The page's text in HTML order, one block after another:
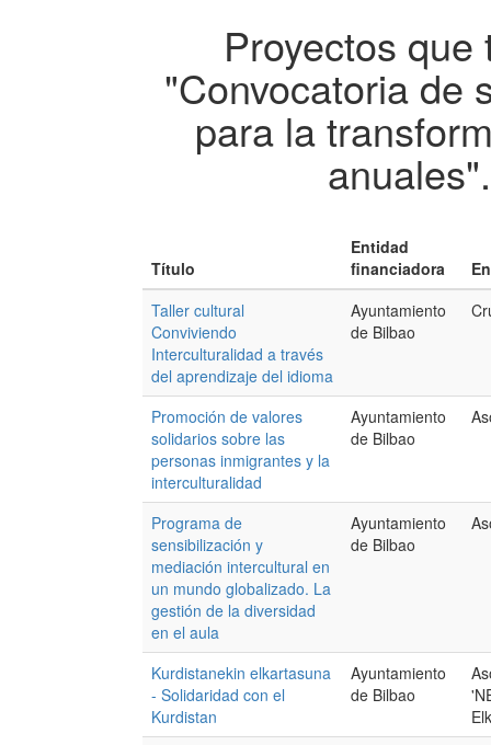
Proyectos
"Convocatoria de
para la
Título
Entidad
financiadora
Taller cultural
Conviviendo
Interculturalidad a través
del aprendizaje del idioma
Ayuntamiento
de Bilbao
Promoción de valores
solidarios sobre las
personas inmigrantes y la
interculturalidad
Ayuntamiento
de Bilbao
Programa de
sensibilización y
mediación intercultural en
un mundo globalizado. La
gestión de la diversidad
en el aula
Ayuntamiento
de Bilbao
Kurdistanekin elkartasuna
- Solidaridad con el
Kurdistan
Ayuntamiento
de Bilbao